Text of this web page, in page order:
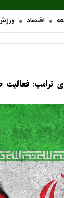
اقتصاد
ترامپ: فعالیت